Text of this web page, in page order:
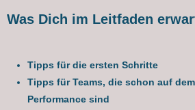
Was Dich im Leitfaden
Tipps für die ersten Schritte
Tipps für Teams, die schon auf
Performance sind